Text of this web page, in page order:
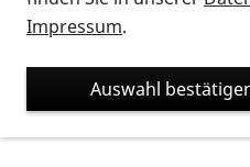
Impressum.
Auswahl